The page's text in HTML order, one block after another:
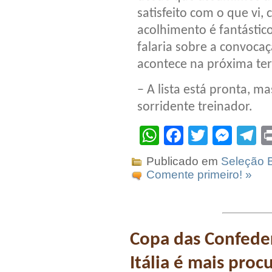
satisfeito com o que vi,
acolhimento é
falaria sobre a
acontece na próxima
– A lista está pronta,
sorridente treinador.
WhatsApp
Facebook
Twitter
Publicado em Seleção
Comente primeiro! »
Copa das
Itália é mais